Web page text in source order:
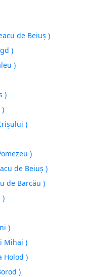
de Beiuş )
)
)
)
)
)
)
de Beiuş )
de Barcău )
)
)
Mihai )
Holod )
)